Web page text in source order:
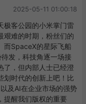
2025-05-11 01:00:18
极客公园的小米掌门雷
艰难的时期，粉丝们的
而SpaceX的星际飞船
发，科技角逐一场接
了，但内部人士已经澄
划时代的创新上吧！比
及AI在企业市场的强势
提醒我们版权的重要